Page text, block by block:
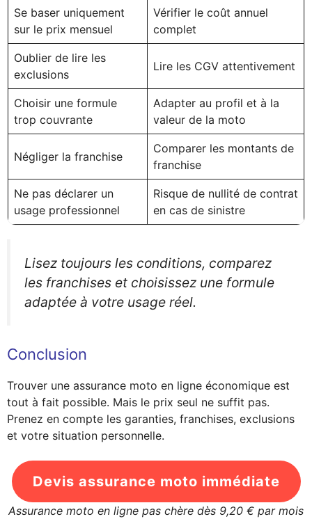
Se baser uniquement
sur le prix mensuel
Vérifier le coût annuel
complet
Oublier de lire les
exclusions
Lire les CGV attentivement
Choisir une formule
trop couvrante
Adapter au profil et à la
valeur de la moto
Négliger la franchise
Comparer les montants de
franchise
Ne pas déclarer un
usage professionnel
Risque de nullité de contrat
en cas de sinistre
Lisez toujours les conditions, comparez
les franchises et choisissez une formule
adaptée à votre usage réel.
Conclusion
Trouver une assurance moto en ligne économique est
tout à fait possible. Mais le prix seul ne suffit pas.
Prenez en compte les garanties, franchises, exclusions
et votre situation personnelle.
Devis assurance moto immédiate
Assurance moto en ligne pas chère dès 9,20 € par mois